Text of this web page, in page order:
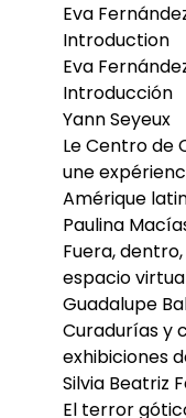
Eva
Introduction
Eva
Introducción
Yann Seyeux
Le Centro de
une
Amérique
Paulina
Fuera,
espacio
Guadalupe
Curadurías y
exhibiciones
Silvia Beatriz
El terror